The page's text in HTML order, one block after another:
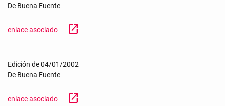
De Buena Fuente
enlace asociado open_in_new
Edición de 04/01/2002
De Buena Fuente
enlace asociado open_in_new